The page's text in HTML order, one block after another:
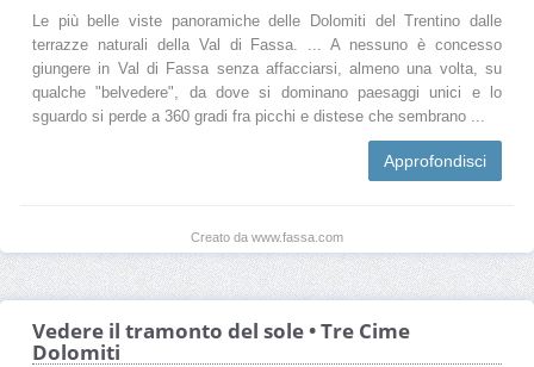
Le più belle viste panoramiche delle Dolomiti del Trentino dalle
terrazze naturali della Val di Fassa. ... A nessuno è concesso
giungere in Val di Fassa senza affacciarsi, almeno una volta, su
qualche "belvedere", da dove si dominano paesaggi unici e lo
sguardo si perde a 360 gradi fra picchi e distese che sembrano ...
Approfondisci
Creato da www.fassa.com
Vedere il tramonto del sole • Tre Cime
Dolomiti